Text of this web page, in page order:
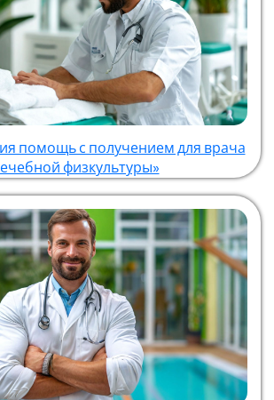
помощь с получением для врача
физкультуры»